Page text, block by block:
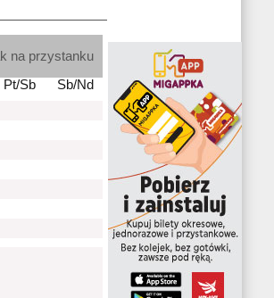
na przystanku
Pt/Sb
Sb/Nd